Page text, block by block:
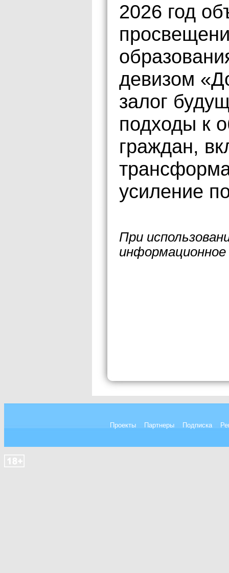
2026 год
девизом
залог
подходы к
граждан,
усиление
При
Проекты Партнеры Подписка